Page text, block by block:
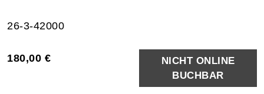
26-3-42000
180,00 €
NICHT ONLINE
BUCHBAR